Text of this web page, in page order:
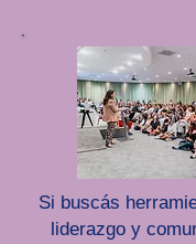
Si buscás
liderazgo y